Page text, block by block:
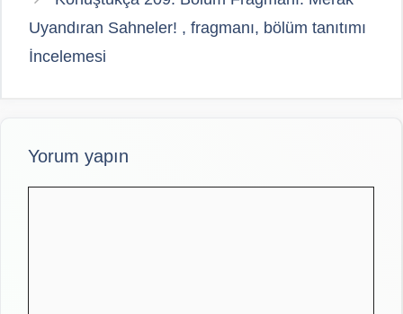
Uyandıran Sahneler! , fragmanı, bölüm tanıtımı
İncelemesi
Yorum yapın